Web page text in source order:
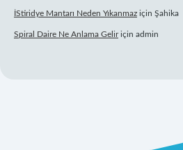
İStiridye Mantarı Neden Yıkanmaz için Şahika
Spiral Daire Ne Anlama Geliriçin admin